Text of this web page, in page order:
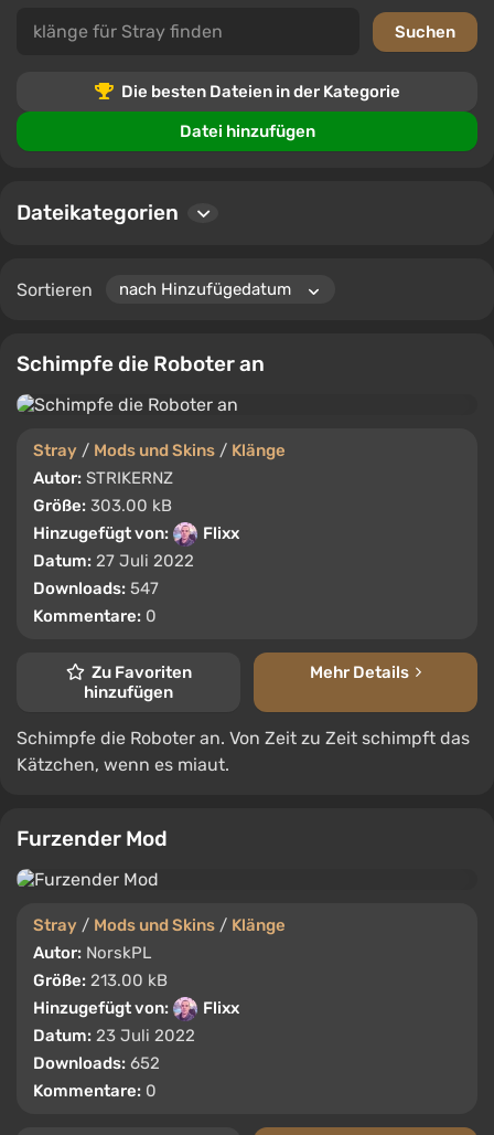
zur Personalisierung Ihres Spiels. Die Unterkategorien
umfassen Radiostationen und Soundtracks, ideal zur
Nutzer können Dateien herunterladen, kommentieren
und bewerten, was eine aktive und engagierte
Community gewährleistet.
Die besten Dateien in der Kategorie
Datei hinzufügen
Dateikategorien
Sortieren
Schimpfe die Roboter an
Stray / Mods und Skins / Klänge
Autor: STRIKERNZ
Größe: 303.00 kB
Hinzugefügt von:
Flixx
Datum: 27 Juli 2022
Downloads: 547
Kommentare: 0
Zu Favoriten
hinzufügen
Mehr Details
Schimpfe die Roboter an. Von Zeit zu Zeit schimpft das
Kätzchen, wenn es miaut.
Furzender Mod
Stray / Mods und Skins / Klänge
Autor: NorskPL
Größe: 213.00 kB
Hinzugefügt von:
Flixx
Datum: 23 Juli 2022
Downloads: 652
Kommentare: 0